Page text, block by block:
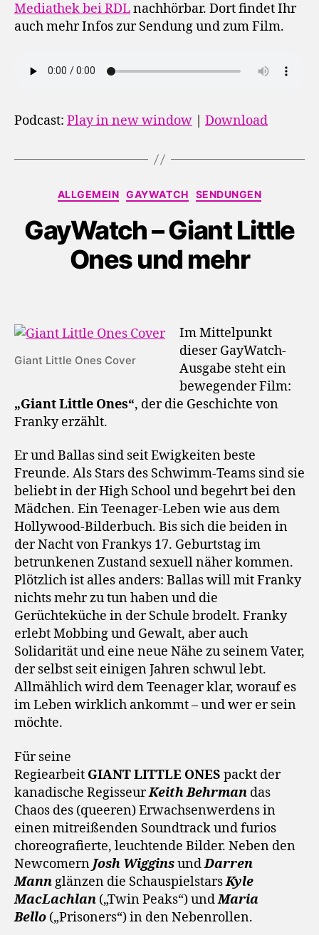
Mediathek bei RDLnachhörbar. Dort findet Ihr
auch mehr Infos zur Sendung und zum Film.
Podcast: Play in new window Download
Kategorien
ALLGEMEIN GAYWATCH SENDUNGEN
GayWatch – Giant Little
Ones und mehr
Giant Little Ones Cover
Im Mittelpunkt
dieser GayWatch-
Ausgabe steht ein
bewegender Film:
„Giant Little Ones“, der die Geschichte von
Franky erzählt.
Er und Ballas sind seit Ewigkeiten beste
Freunde. Als Stars des Schwimm-Teams sind sie
beliebt in der High School und begehrt bei den
Mädchen. Ein Teenager-Leben wie aus dem
Hollywood-Bilderbuch. Bis sich die beiden in
der Nacht von Frankys 17. Geburtstag im
betrunkenen Zustand sexuell näher kommen.
Plötzlich ist alles anders: Ballas will mit Franky
nichts mehr zu tun haben und die
Gerüchteküche in der Schule brodelt. Franky
erlebt Mobbing und Gewalt, aber auch
Solidarität und eine neue Nähe zu seinem Vater,
der selbst seit einigen Jahren schwul lebt.
Allmählich wird dem Teenager klar, worauf es
im Leben wirklich ankommt – und wer er sein
möchte.
Für seine
Regiearbeit GIANT LITTLE ONES packt der
kanadische RegisseurKeith Behrman das
Chaos des (queeren) Erwachsenwerdens in
einen mitreißenden Soundtrack und furios
choreografierte, leuchtende Bilder. Neben den
Newcomern Josh WigginsundDarren
Mann glänzen die SchauspielstarsKyle
MacLachlan („Twin Peaks“) undMaria
Bello („Prisoners“) in den Nebenrollen.